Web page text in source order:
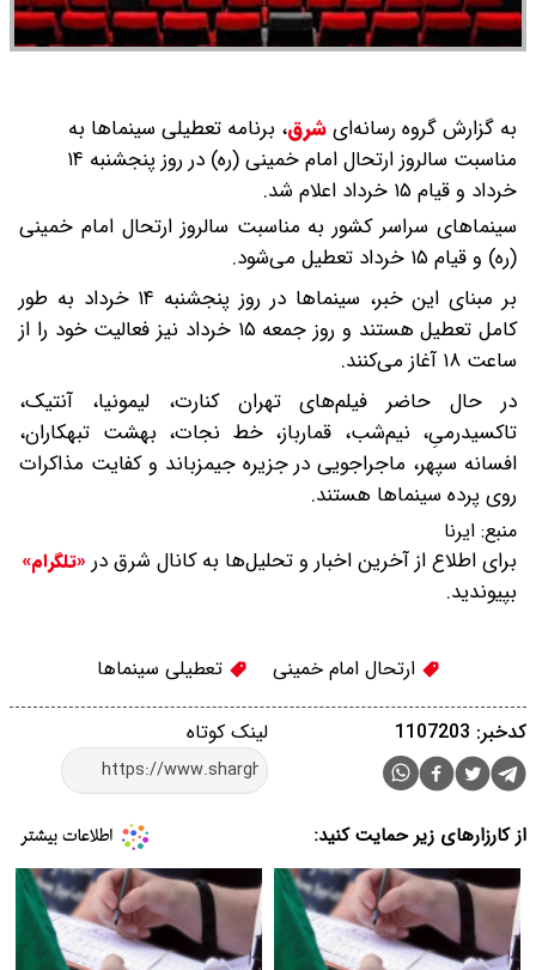
به گزارش گروه رسانه‌ایشرق، برنامه تعطیلی سینماها به
مناسبت سالروز ارتحال امام خمینی (ره) در روز پنجشنبه ۱۴
خرداد و قیام ۱۵ خرداد اعلام شد.
سینماهای سراسر کشور به مناسبت سالروز ارتحال امام خمینی
(ره) و قیام ۱۵ خرداد تعطیل می‌شود.
بر مبنای این خبر، سینماها در روز پنجشنبه ۱۴ خرداد به طور
کامل تعطیل هستند و روز جمعه ۱۵ خرداد نیز فعالیت خود را از
ساعت ۱۸ آغاز می‌کنند.
در حال حاضر فیلم‌های تهران کنارت، لیمونیا، آنتیک،
تاکسیدرمیِ، نیم‌شب، قمارباز، خط نجات،‌ بهشت تبهکاران،‌
افسانه سپهر، ماجراجویی در جزیره جیمزباند و کفایت مذاکرات
روی پرده سینماها هستند.
منبع: ایرنا
برای اطلاع از آخرین اخبار و تحلیل‌ها به کانال شرق در «تلگرام»
بپیوندید.
ارتحال امام خمینی تعطیلی سینماها
لینک کوتاه کدخبر: 1107203
از کارزارهای زیر حمایت کنید: